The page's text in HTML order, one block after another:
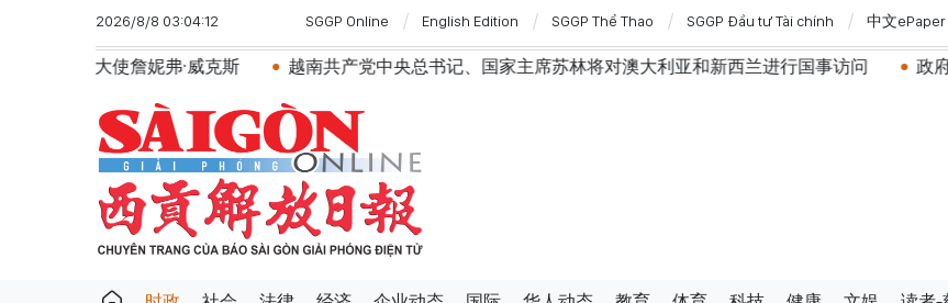
2026/8/8 03:04:12 SGGP Online English Edition SGGP Thể Thao SGGP Đầu tư Tài chính 中文ePaper
妮弗·威克斯 越南共产党中央总书记、国家主席苏林将对澳大利亚和新西兰进行国事访问 政府总理黎明兴：